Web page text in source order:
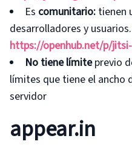
Es comunitario: tienen
desarrolladores y
https://openhub.net/p/
No tiene límiteprevio
límites que tiene el ancho
servidor
appear.in